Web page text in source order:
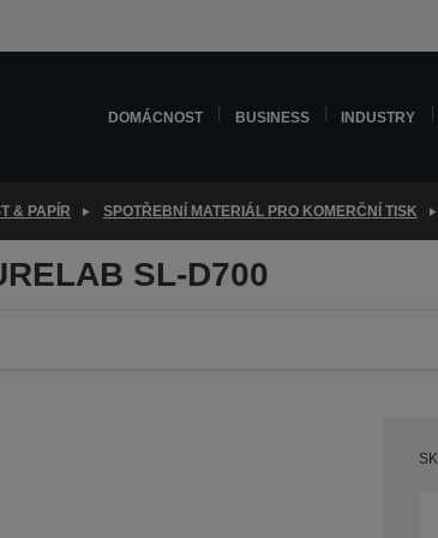
DOMÁCNOST BUSINESS INDUSTRY
& PAPÍR SPOTŘEBNÍ MATERIÁL PRO KOMERČNÍ TISK
SL-D700